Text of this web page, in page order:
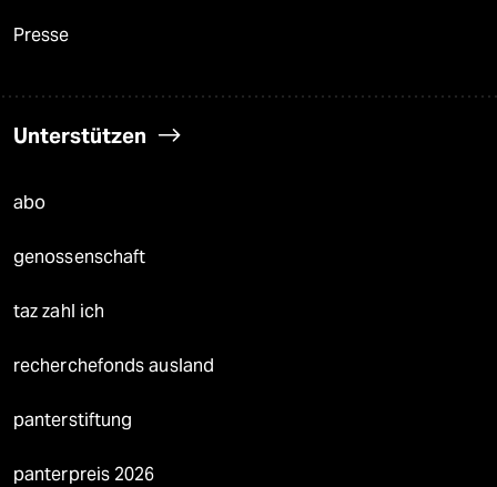
Presse
Unterstützen
abo
genossenschaft
taz zahl ich
recherchefonds ausland
panterstiftung
panterpreis 2026